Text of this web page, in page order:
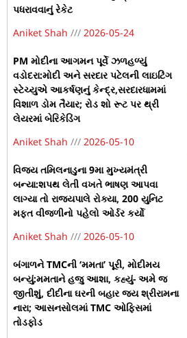
પધરાવવાનું રેકેટ
Aniket Shah
2026-05-24
PM મોદીના આગમન પૂર્વે ઝળહળ્યું
વડોદરા:મોદી અને સરદાર પટેલની લાઇટિંગ
સ્ટેચ્યુએ આકર્ષણનું કેન્દ્ર,સરદારધામમાં
વિશાળ ડોમ તૈયાર; રોડ શો રૂટ પર થ્રી
લેયરમાં બેરિકેડિંગ
Aniket Shah
2026-05-10
વિજય તમિલનાડુના 9મા મુખ્યમંત્રી
બન્યા:શપથ લેતી વખતે ભાષણ આપવા
લાગ્યા તો રાજ્યપાલે રોક્યા, 200 યુનિટ
મફત વીજળીનો પહેલો ઓર્ડર કર્યો
Aniket Shah
2026-05-10
બંગાળને TMCની ‘મમતા’ પૂરી, મોદીમય
બન્યું:મમતાને હજુ આશા, કહ્યું- અમે જ
જીતીશું, દીદીના ઘરની બહાર જય શ્રીરામના
નારા; આસનસોલમાં TMC ઓફિસમાં
તોડફોડ